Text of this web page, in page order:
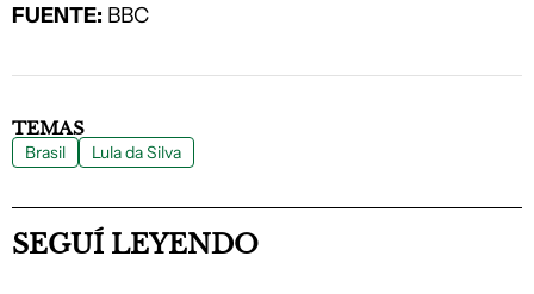
FUENTE: BBC
TEMAS
Brasil Lula da Silva
SEGUÍ LEYENDO